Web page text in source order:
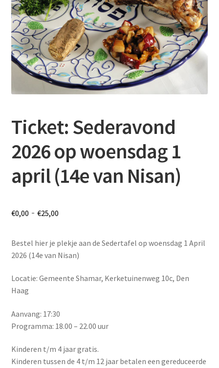
CD’S EN DVD’S
OVERIGE PRODUCTEN
Ticket: Sederavond
2026 op woensdag 1
april (14e van Nisan)
€0,00 - €25,00Prijsklasse:
tot
Bestel hier je plekje aan de Sedertafel op woensdag 1 April
2026 (14e van Nisan)
Locatie: Gemeente Shamar, Kerketuinenweg 10c, Den
Haag
Aanvang: 17:30
Programma: 18.00 – 22.00 uur
Kinderen t/m 4 jaar gratis.
Kinderen tussen de 4 t/m 12 jaar betalen een gereduceerde